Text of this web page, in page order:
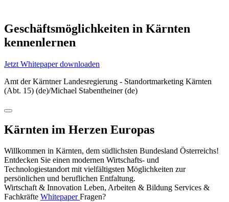
Geschäftsmöglichkeiten in Kärnten
kennenlernen
Jetzt Whitepaper downloaden
Amt der Kärntner Landesregierung - Standortmarketing Kärnten
(Abt. 15) (de)/Michael Stabentheiner (de)
Kärnten im Herzen Europas
Willkommen in Kärnten, dem südlichsten Bundesland Österreichs!
Entdecken Sie einen modernen Wirtschafts- und
Technologiestandort mit vielfältigsten Möglichkeiten zur
persönlichen und beruflichen Entfaltung.
Wirtschaft & Innovation Leben, Arbeiten & Bildung Services &
Fachkräfte Whitepaper Fragen?